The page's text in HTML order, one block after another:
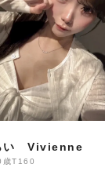
なん
かこ
い Vivienne
歳T160